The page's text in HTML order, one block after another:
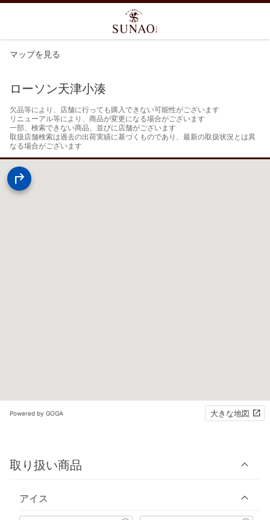
マップを見る
ローソン天津小湊
欠品等により、店舗に行っても購入できない可能性がございます
リニューアル等により、商品が変更になる場合がございます
一部、検索できない商品、並びに店舗がございます
取扱店舗検索は過去の出荷実績に基づくものであり、最新の取扱状況とは異
なる場合がございます
Powered by GOGA 大きな地図
取り扱い商品
アイス